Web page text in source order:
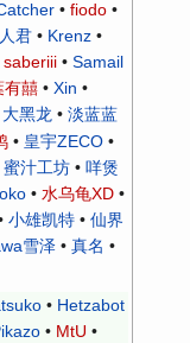
• fiodo•
君• Krenz•
saberiii• Samail
有囍• Xin •
大黑龙 • 淡蓝蓝
• 皇宇ZECO•
蜜汁工坊• 咩煲
• 水乌龟XD•
小雄凯特• 仙界
雪泽• 真名 •
• Hetzabot
• MtU •